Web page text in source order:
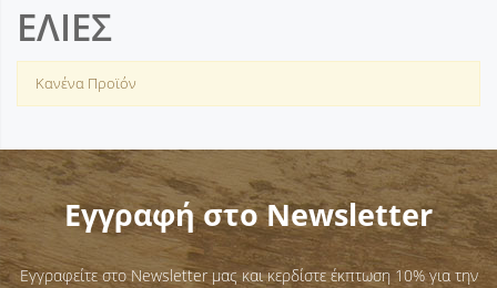
ΕΛΙΕΣ
Κανένα Προϊόν
Εγγραφή στο Newsletter
Εγγραφείτε στο Newsletter μας και κερδίστε έκπτωση 10% για την